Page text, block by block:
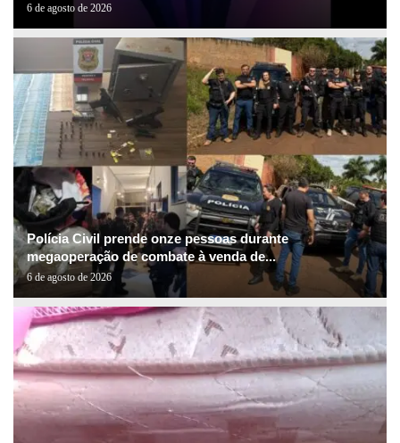
6 de agosto de 2026
Polícia Civil prende onze pessoas durante
megaoperação de combate à venda de...
6 de agosto de 2026